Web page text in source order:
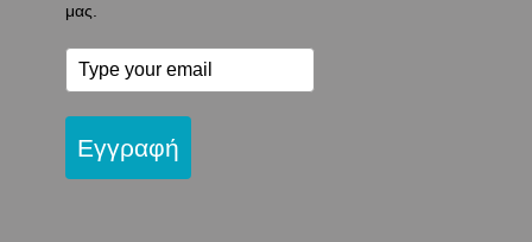
μας.
Εγγραφή